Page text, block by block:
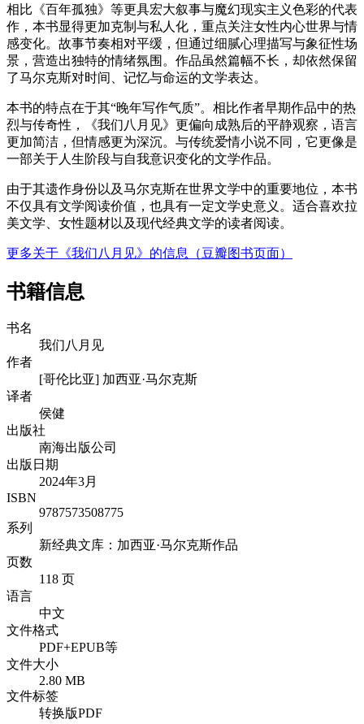
相比《百年孤独》等更具宏大叙事与魔幻现实主义色彩的代表
作，本书显得更加克制与私人化，重点关注女性内心世界与情
感变化。故事节奏相对平缓，但通过细腻心理描写与象征性场
景，营造出独特的情绪氛围。作品虽然篇幅不长，却依然保留
了马尔克斯对时间、记忆与命运的文学表达。
本书的特点在于其“晚年写作气质”。相比作者早期作品中的热
烈与传奇性，《我们八月见》更偏向成熟后的平静观察，语言
更加简洁，但情感更为深沉。与传统爱情小说不同，它更像是
一部关于人生阶段与自我意识变化的文学作品。
由于其遗作身份以及马尔克斯在世界文学中的重要地位，本书
不仅具有文学阅读价值，也具有一定文学史意义。适合喜欢拉
美文学、女性题材以及现代经典文学的读者阅读。
更多关于《我们八月见》的信息（豆瓣图书页面）
书籍信息
书名
我们八月见
作者
[哥伦比亚] 加西亚·马尔克斯
译者
侯健
出版社
南海出版公司
出版日期
2024年3月
ISBN
9787573508775
系列
新经典文库：加西亚·马尔克斯作品
页数
118 页
语言
中文
文件格式
PDF+EPUB等
文件大小
2.80 MB
文件标签
转换版PDF